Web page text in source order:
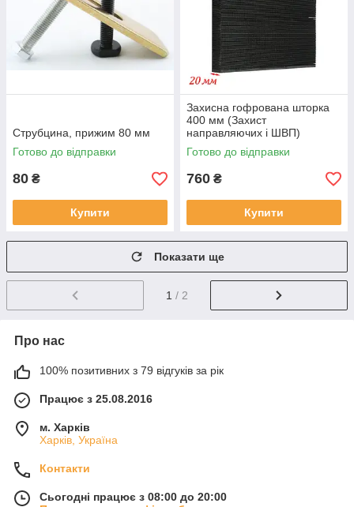
Струбцина, прижим 80 мм
Готово до відправки
80 ₴
Купити
Захисна гофрована шторка
400 мм (Захист
направляючих і ШВП)
Готово до відправки
760 ₴
Купити
Показати ще
1 / 2
Про нас
100% позитивних з 79 відгуків за рік
Працює з 25.08.2016
м. Харків
Харків, Україна
Контакти
Сьогодні працює з 08:00 до 20:00